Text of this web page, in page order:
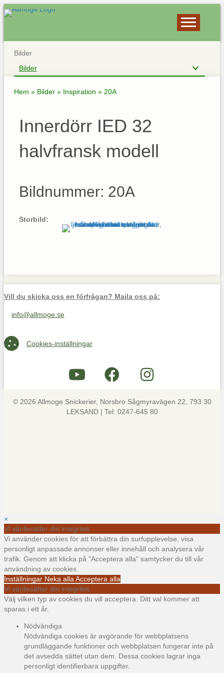
Bilder
Bilder
Hem » Bilder » Inspiration » 20A
Innerdörr IED 32
halvfransk modell
Bildnummer: 20A
Storbild:
Vill du skicka oss en förfrågan? Maila oss på:
Maila oss på info@allmoge.se
info@allmoge.se
Cookies-inställningar
Cookies-inställningar
© 2026 Allmoge Snickerier, Norsbro Sågmyravägen 22, 793 30
LEKSAND | Tel: 0247-645 80
×
Vi värdesätter din integritet
Vi använder cookies för att förbättra din surfupplevelse, visa
personligt anpassade annonser eller innehåll och analysera vår
trafik. Genom att klicka på "Acceptera alla" samtycker du till vår
användning av cookies.
Inställningar Neka alla Acceptera alla
Vi värdesätter din integritet
Välj vilken typ av cookies du vill acceptera. Ditt val kommer att
sparas i ett år.
Nödvändiga
Nödvändiga cookies är avgörande för webbplatsens
grundläggande funktioner och webbplatsen fungerar inte på
det avsedda sättet utan dem. Dessa cookies lagrar inga
personligt identifierbara uppgifter.